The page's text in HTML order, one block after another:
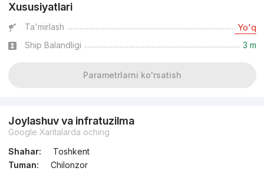
Xususiyatlari
Ta'mirlash Yo'q
Ship Balandligi 3 m
Parametrlarni ko'rsatish
Joylashuv va infratuzilma
Google Xaritalarda oching
Shahar:
Toshkent
Tuman:
Chilonzor